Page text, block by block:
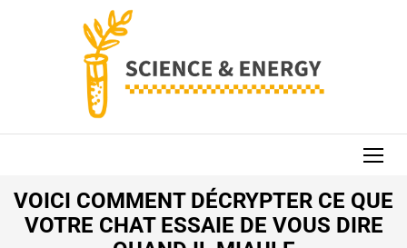
SCIENCE AND
VOICI COMMENT DÉCRYPTER CE QUE
VOTRE CHAT ESSAIE DE VOUS DIRE